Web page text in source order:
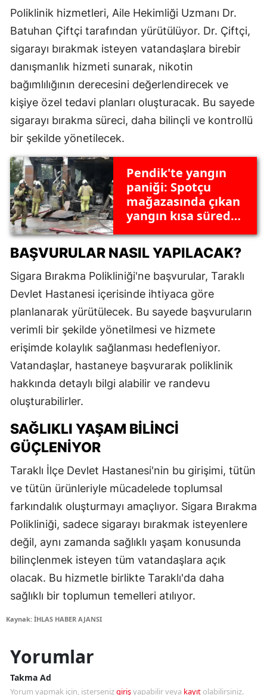
Poliklinik hizmetleri, Aile Hekimliği Uzmanı Dr.
Batuhan Çiftçi tarafından yürütülüyor. Dr. Çiftçi,
sigarayı bırakmak isteyen vatandaşlara birebir
danışmanlık hizmeti sunarak, nikotin
bağımlılığının derecesini değerlendirecek ve
kişiye özel tedavi planları oluşturacak. Bu sayede
sigarayı bırakma süreci, daha bilinçli ve kontrollü
bir şekilde yönetilecek.
Pendik'te yangın
paniği: Spotçu
mağazasında çıkan
yangın kısa sürede
BAŞVURULAR NASIL YAPILACAK?
Sigara Bırakma Polikliniği'ne başvurular, Taraklı
Devlet Hastanesi içerisinde ihtiyaca göre
planlanarak yürütülecek. Bu sayede başvuruların
verimli bir şekilde yönetilmesi ve hizmete
erişimde kolaylık sağlanması hedefleniyor.
Vatandaşlar, hastaneye başvurarak poliklinik
hakkında detaylı bilgi alabilir ve randevu
oluşturabilirler.
SAĞLIKLI YAŞAM BILINCI
GÜÇLENIYOR
Taraklı İlçe Devlet Hastanesi'nin bu girişimi, tütün
ve tütün ürünleriyle mücadelede toplumsal
farkındalık oluşturmayı amaçlıyor. Sigara Bırakma
Polikliniği, sadece sigarayı bırakmak isteyenlere
değil, aynı zamanda sağlıklı yaşam konusunda
bilinçlenmek isteyen tüm vatandaşlara açık
olacak. Bu hizmetle birlikte Taraklı'da daha
sağlıklı bir toplumun temelleri atılıyor.
Kaynak: İHLAS HABER AJANSI
Yorumlar
Takma Ad
Yorum yapmak için, istersenizgirişyapabilir veya kayıt olabilirsiniz.